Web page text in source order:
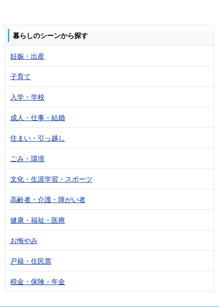
暮らしのシーンから探す
妊娠・出産
子育て
入学・学校
成人・仕事・結婚
住まい・引っ越し
ごみ・環境
文化・生涯学習・スポーツ
高齢者・介護・障がい者
健康・福祉・医療
お悔やみ
戸籍・住民票
税金・保険・年金